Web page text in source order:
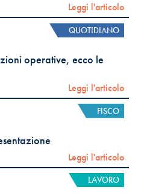
Leggi l'articolo
QUOTIDIANO
operative, ecco le
Leggi l'articolo
FISCO
Leggi l'articolo
LAVORO